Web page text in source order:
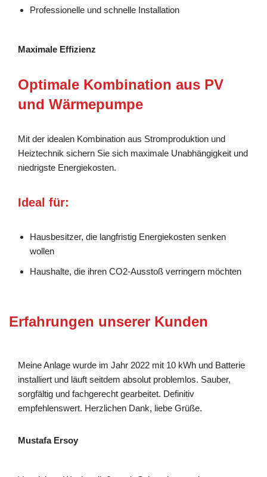
Professionelle und schnelle Installation
Maximale Effizienz
Optimale Kombination aus PV
und Wärmepumpe
Mit der idealen Kombination aus Stromproduktion und
Heiztechnik sichern Sie sich maximale Unabhängigkeit und
niedrigste Energiekosten.
Ideal für:
Hausbesitzer, die langfristig Energiekosten senken
wollen
Haushalte, die ihren CO2-Ausstoß verringern möchten
Erfahrungen unserer Kunden
Meine Anlage wurde im Jahr 2022 mit 10 kWh und Batterie
installiert und läuft seitdem absolut problemlos. Sauber,
sorgfältig und fachgerecht gearbeitet. Definitiv
empfehlenswert. Herzlichen Dank, liebe Grüße.
Mustafa Ersoy